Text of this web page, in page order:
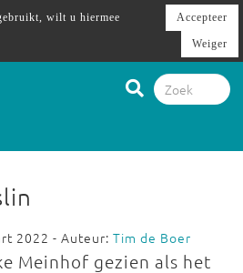
2022 - Auteur: Tim de Boer
Meinhof gezien als het
wilt u hiermee
Accepteer
Weiger